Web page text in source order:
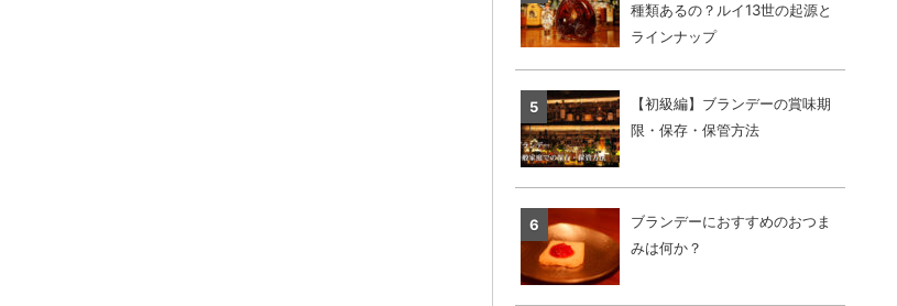
種類あるの？ルイ13世の起源と
ラインナップ
【初級編】ブランデーの賞味期
限・保存・保管方法
ブランデーにおすすめのおつま
みは何か？